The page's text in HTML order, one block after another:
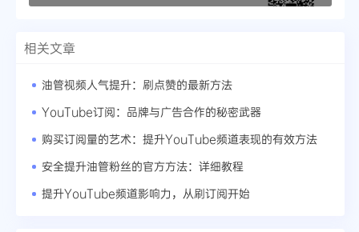
相关文章
油管视频人气提升：刷点赞的最新方法
YouTube订阅：品牌与广告合作的秘密武器
购买订阅量的艺术：提升YouTube频道表现的有效方法
安全提升油管粉丝的官方方法：详细教程
提升YouTube频道影响力，从刷订阅开始